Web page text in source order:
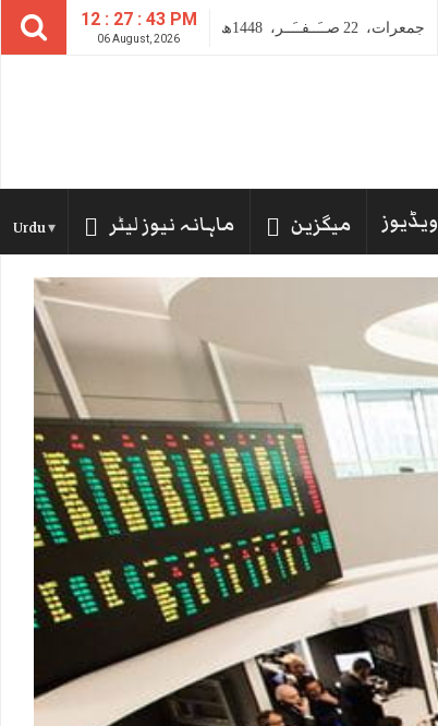
12 : 27 : 44 PM
06 August, 2026
جمعرات، 22 صــَــفــَــر، 1448ھ
ویڈیوز میگزین ماہانہ نیوز لیٹر Urdu